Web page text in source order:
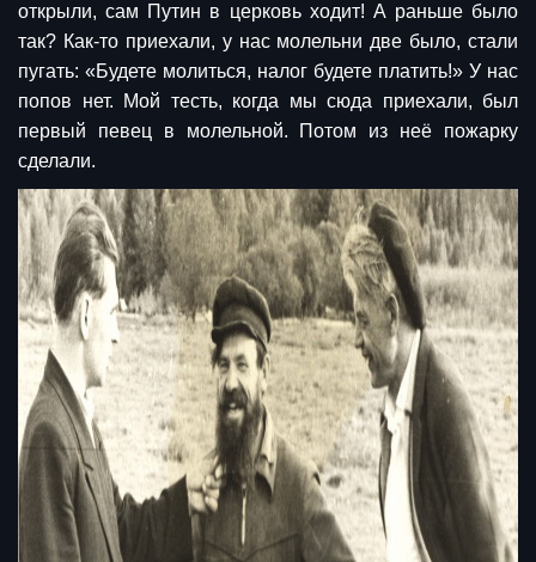
открыли, сам Путин в церковь ходит! А раньше было
так? Как-то приехали, у нас молельни две было, стали
пугать: «Будете молиться, налог будете платить!» У нас
попов нет. Мой тесть, когда мы сюда приехали, был
первый певец в молельной. Потом из неё пожарку
сделали.